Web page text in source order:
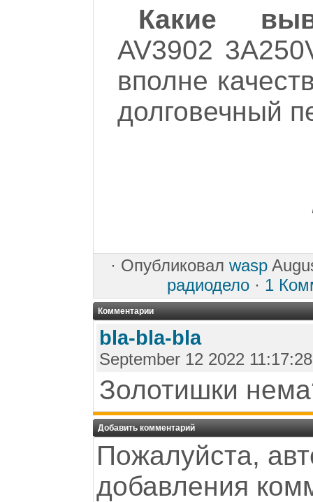
Какие
AV3902
вполне
долговечный
· Опубликовалwasp
радиодело · 1
Комментарии
bla-bla-bla
September 12 2022 11:17:28
Золотишки
Добавить комментарий
Пожалуйста,
добавления